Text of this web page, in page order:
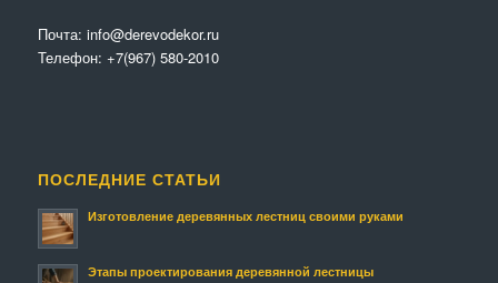
Почта: info@derevodekor.ru
Телефон: +7(967) 580-2010
ПОСЛЕДНИЕ СТАТЬИ
Изготовление деревянных лестниц своими руками
Этапы проектирования деревянной лестницы